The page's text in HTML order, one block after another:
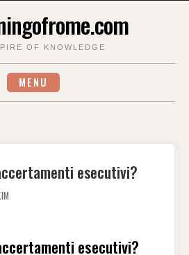
OF KNOWLEDGE
MENU
esecutivi?
esecutivi?